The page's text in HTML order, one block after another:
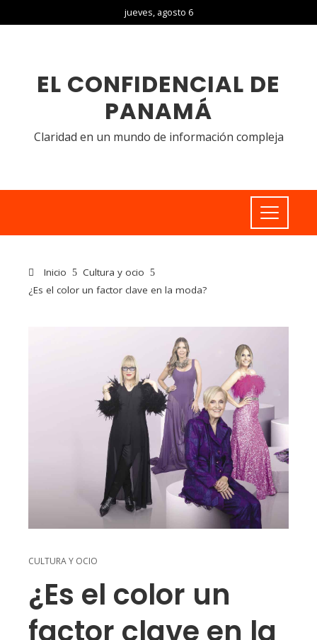
jueves, agosto 6
EL CONFIDENCIAL DE
PANAMÁ
Claridad en un mundo de información compleja
Inicio
Cultura y ocio
¿Es el color un factor clave en la moda?
CULTURA Y OCIO
¿Es el color un
factor clave en la